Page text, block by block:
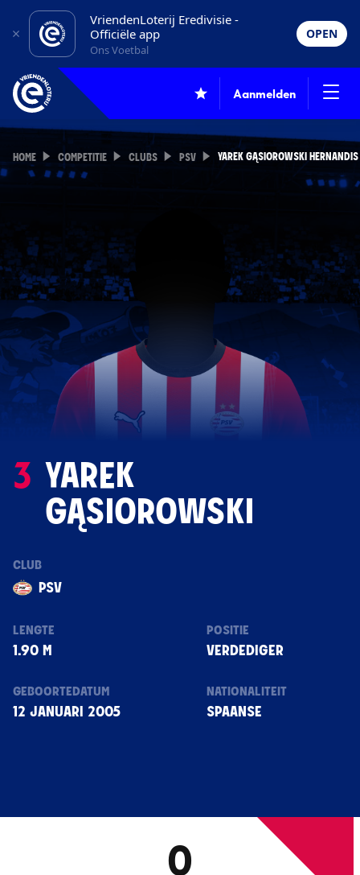
VriendenLoterij Eredivisie -
Officiële app
Ons Voetbal
OPEN
Aanmelden
HOME COMPETITIE CLUBS PSV YAREK GĄSIOROWSKI HERNANDIS
3 YAREK
GĄSIOROWSKI
CLUB
PSV
LENGTE
1.90 M
POSITIE
VERDEDIGER
GEBOORTEDATUM
12 JANUARI 2005
NATIONALITEIT
SPAANSE
0